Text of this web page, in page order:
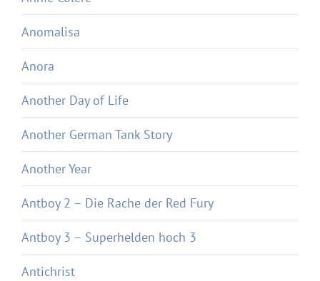
Anomalisa
Anora
Another Day of Life
Another German Tank Story
Another Year
Antboy 2 – Die Rache der Red Fury
Antboy 3 – Superhelden hoch 3
Antichrist